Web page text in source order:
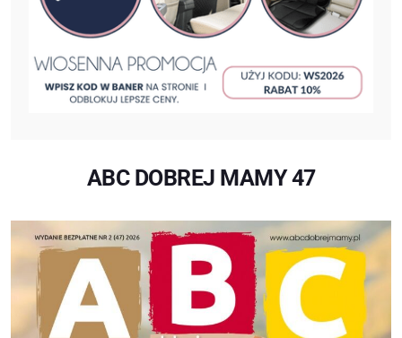
ABC DOBREJ MAMY 47